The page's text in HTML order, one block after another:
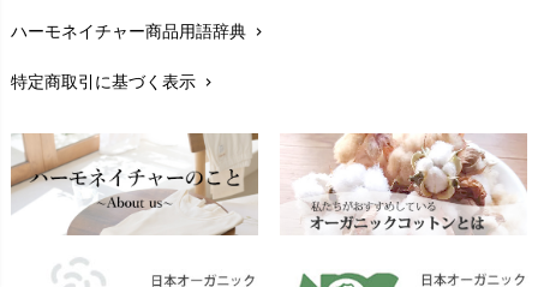
レビューを書こうchevron_right
返品交換chevron_right
FAXでのご注文
お問い合わせchevron_right
ハーモネイチャー商品用語辞典 chevron_right
特定商取引に基づく表示 chevron_right